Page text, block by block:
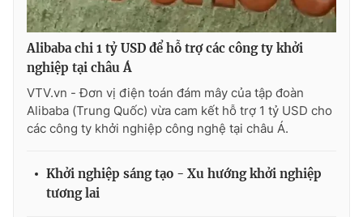
Alibaba chi 1 tỷ USD để hỗ trợ các công ty khởi
nghiệp tại châu Á
VTV.vn - Đơn vị điện toán đám mây của tập đoàn
Alibaba (Trung Quốc) vừa cam kết hỗ trợ 1 tỷ USD cho
các công ty khởi nghiệp công nghệ tại châu Á.
Khởi nghiệp sáng tạo - Xu hướng khởi nghiệp
tương lai